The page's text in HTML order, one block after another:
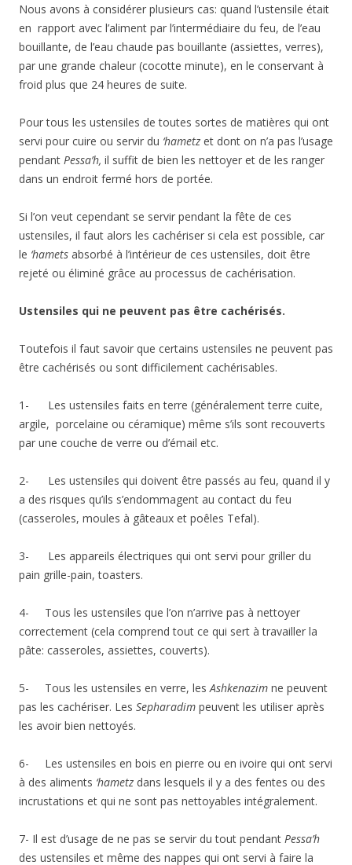
Nous avons à considérer plusieurs cas: quand l’ustensile était
en rapport avec l’aliment par l’intermédiaire du feu, de l’eau
bouillante, de l’eau chaude pas bouillante (assiettes, verres),
par une grande chaleur (cocotte minute), en le conservant à
froid plus que 24 heures de suite.
Pour tous les ustensiles de toutes sortes de matières qui ont
servi pour cuire ou servir du ‘hametz et dont on n’a pas l’usage
pendant Pessa’h, il suffit de bien les nettoyer et de les ranger
dans un endroit fermé hors de portée.
Si l’on veut cependant se servir pendant la fête de ces
ustensiles, il faut alors les cachériser si cela est possible, car
le ‘hamets absorbé à l’intérieur de ces ustensiles, doit être
rejeté ou éliminé grâce au processus de cachérisation.
Ustensiles qui ne peuvent pas être cachérisés.
Toutefois il faut savoir que certains ustensiles ne peuvent pas
être cachérisés ou sont difficilement cachérisables.
1- Les ustensiles faits en terre (généralement terre cuite,
argile, porcelaine ou céramique) même s’ils sont recouverts
par une couche de verre ou d’émail etc.
2- Les ustensiles qui doivent être passés au feu, quand il y
a des risques qu’ils s’endommagent au contact du feu
(casseroles, moules à gâteaux et poêles Tefal).
3- Les appareils électriques qui ont servi pour griller du
pain grille-pain, toasters.
4- Tous les ustensiles que l’on n’arrive pas à nettoyer
correctement (cela comprend tout ce qui sert à travailler la
pâte: casseroles, assiettes, couverts).
5- Tous les ustensiles en verre, les Ashkenazim ne peuvent
pas les cachériser. Les Sepharadim peuvent les utiliser après
les avoir bien nettoyés.
6- Les ustensiles en bois en pierre ou en ivoire qui ont servi
à des aliments ‘hametz dans lesquels il y a des fentes ou des
incrustations et qui ne sont pas nettoyables intégralement.
7- Il est d’usage de ne pas se servir du tout pendant Pessa’h
des ustensiles et même des nappes qui ont servi à faire la